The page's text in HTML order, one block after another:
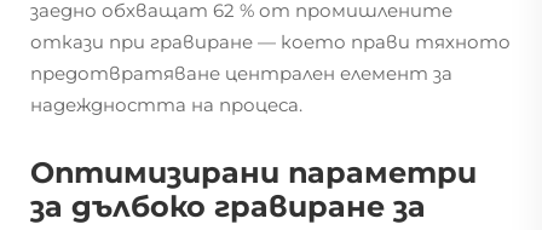
заедно обхващат 62 % от промишлените
откази при гравиране — което прави тяхното
предотвратяване централен елемент за
надеждността на процеса.
Оптимизирани параметри
за дълбоко гравиране за